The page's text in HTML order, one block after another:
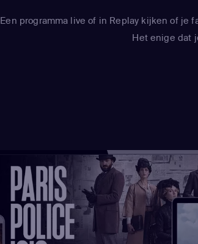
Een programma live of in Replay kijken of je
Het enige dat